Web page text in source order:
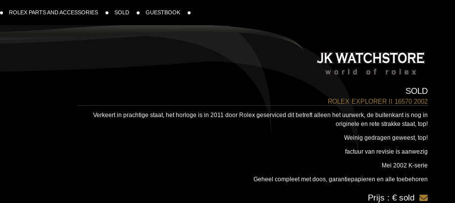
ROLEX PARTS AND ACCESSORIES SOLD GUESTBOOK
SOLD
ROLEX EXPLORER II 16570 2002
Verkeert in prachtige staat, het horloge is in 2011 door Rolex geserviced dit betreft alleen het uurwerk, de buitenkant is nog in
originele en rete strakke staat, top!
Weinig gedragen geweest, top!
factuur van revisie is aanwezig
Mei 2002 K-serie
Geheel compleet met doos, garantiepapieren en alle toebehoren
Prijs : € sold